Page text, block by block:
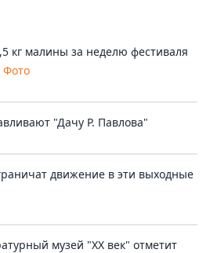
кг малины за неделю фестиваля
Фото
"Дачу Р. Павлова"
движение в эти выходные
музей "ХХ век" отметит